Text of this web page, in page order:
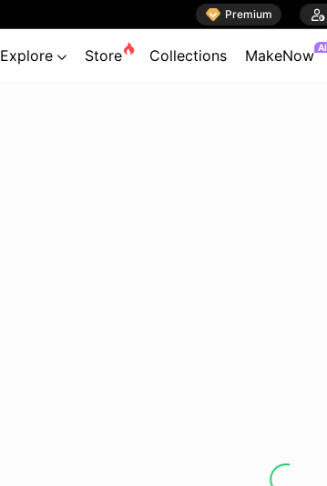
 Premium 
Explore  Store Collections MakeNow AI